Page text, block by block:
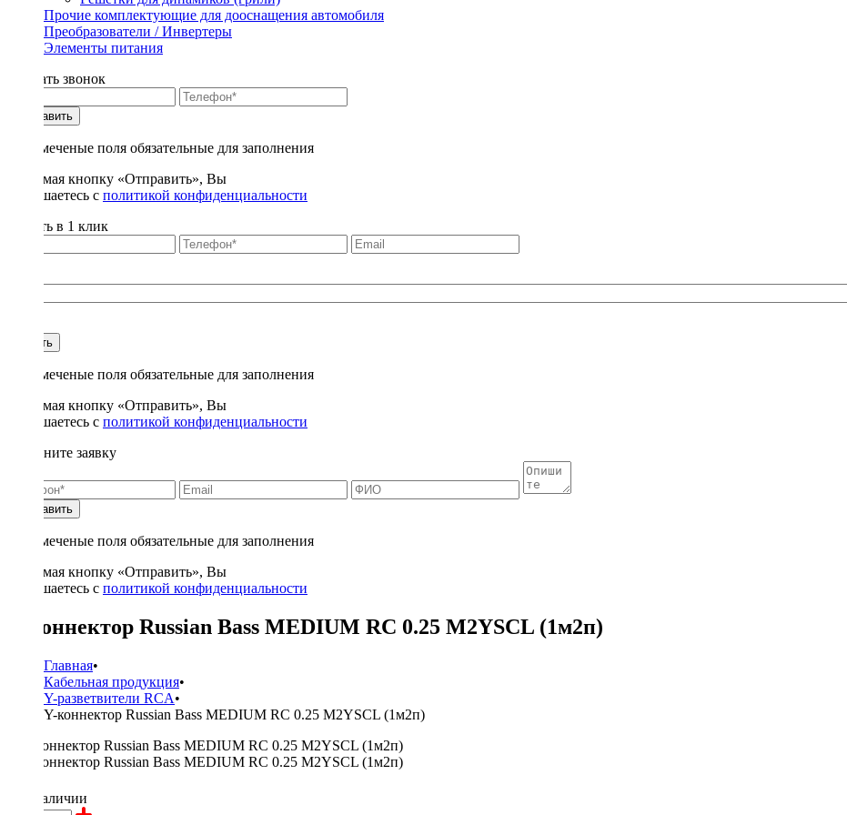
Прочие комплектующие для дооснащения автомобиля
Преобразователи / Инвертеры
Элементы питания
Заказать звонок
Отправить
* - отмеченые поля обязательные для заполнения
Нажимая кнопку «Отправить», Вы
соглашаетесь с политикой конфиденциальности
Купить в 1 клик
Купить
* - отмеченые поля обязательные для заполнения
Нажимая кнопку «Отправить», Вы
соглашаетесь с политикой конфиденциальности
Заполните заявку
Отправить
* - отмеченые поля обязательные для заполнения
Нажимая кнопку «Отправить», Вы
соглашаетесь с политикой конфиденциальности
Y-коннектор Russian Bass MEDIUM RC 0.25 M2YSCL (1м2п)
Главная•
Кабельная продукция•
Y-разветвители RCA•
Y-коннектор Russian Bass MEDIUM RC 0.25 M2YSCL (1м2п)
в наличии